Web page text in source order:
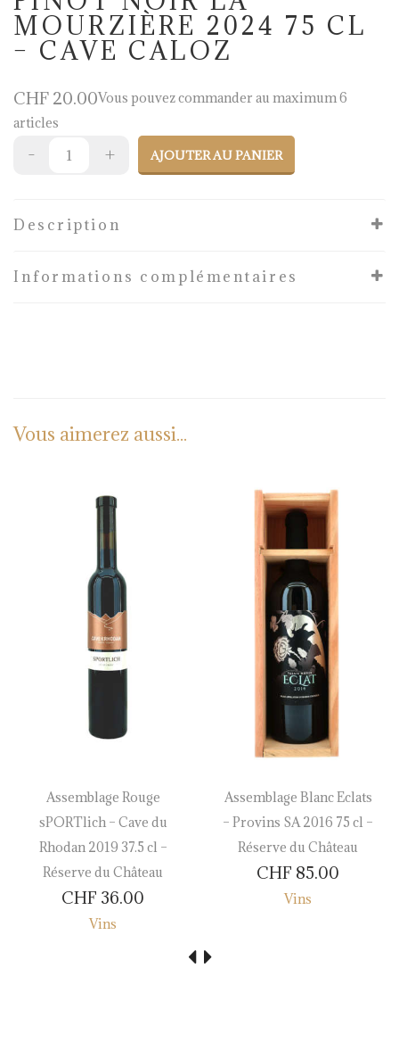
MOURZIÈRE 2024 75 CL
– CAVE CALOZ
CHF 20.00Vous pouvez commander au maximum 6
articles
AJOUTER AU PANIER
Description
Informations complémentaires
Vous aimerez aussi...
Assemblage Rouge
sPORTlich – Cave du
Rhodan 2019 37.5 cl –
Réserve du Château
CHF 36.00
Vins
Assemblage Blanc Eclats
– Provins SA 2016 75 cl –
Réserve du Château
CHF 85.00
Vins